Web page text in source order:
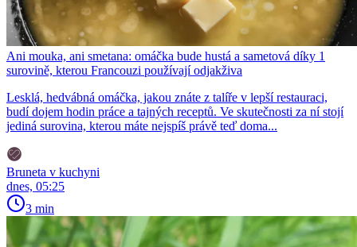
Ani mouka, ani smetana: omáčka bude hustá a sametová díky 1
surovině, kterou Francouzi používají odjakživa
Lesklá, hedvábná omáčka, jakou znáte z talíře v lepší restauraci,
budí dojem hodin práce a tajných receptů. Ve skutečnosti za ní stojí
jediná surovina, kterou máte nejspíš právě teď doma...
Bruneta v kuchyni
dnes, 05:25
3 min